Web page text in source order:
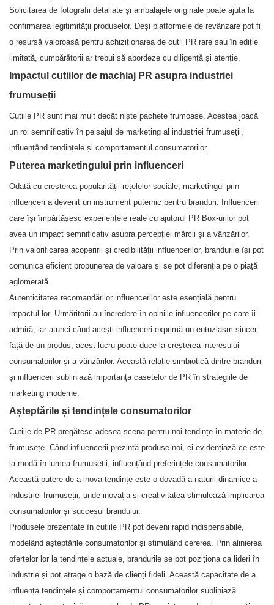
Solicitarea de fotografii detaliate și ambalajele originale poate ajuta la
confirmarea legitimității produselor. Deși platformele de revânzare pot fi
o resursă valoroasă pentru achiziționarea de cutii PR rare sau în ediție
limitată, cumpărătorii ar trebui să abordeze cu diligență și atenție.
Impactul cutiilor de machiaj PR asupra industriei
frumuseții
Cutiile PR sunt mai mult decât niște pachete frumoase. Acestea joacă
un rol semnificativ în peisajul de marketing al industriei frumuseții,
influențând tendințele și comportamentul consumatorilor.
Puterea marketingului prin influenceri
Odată cu creșterea popularității rețelelor sociale, marketingul prin
influenceri a devenit un instrument puternic pentru branduri. Influencerii
care își împărtășesc experiențele reale cu ajutorul PR Box-urilor pot
avea un impact semnificativ asupra percepției mărcii și a vânzărilor.
Prin valorificarea acoperirii și credibilității influencerilor, brandurile își pot
comunica eficient propunerea de valoare și se pot diferenția pe o piață
aglomerată.
Autenticitatea recomandărilor influencerilor este esențială pentru
impactul lor. Urmăritorii au încredere în opiniile influencerilor pe care îi
admiră, iar atunci când acești influenceri exprimă un entuziasm sincer
față de un produs, acest lucru poate duce la creșterea interesului
consumatorilor și a vânzărilor. Această relație simbiotică dintre branduri
și influenceri subliniază importanța casetelor de PR în strategiile de
marketing moderne.
Așteptările și tendințele consumatorilor
Cutiile de PR pregătesc adesea scena pentru noi tendințe în materie de
frumusețe. Când influencerii prezintă produse noi, ei evidențiază ce este
la modă în lumea frumuseții, influențând preferințele consumatorilor.
Această putere de a inova tendințe este o dovadă a naturii dinamice a
industriei frumuseții, unde inovația și creativitatea stimulează implicarea
consumatorilor și succesul brandului.
Produsele prezentate în cutiile PR pot deveni rapid indispensabile,
modelând așteptările consumatorilor și stimulând cererea. Prin alinierea
ofertelor lor la tendințele actuale, brandurile se pot poziționa ca lideri în
industrie și pot atrage o bază de clienți fideli. Această capacitate de a
influența tendințele și comportamentul consumatorilor subliniază